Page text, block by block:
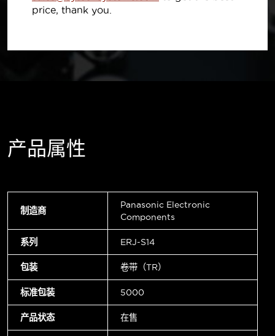
price, thank you.
产品属性
制造商
Panasonic Electronic
Components
系列 ERJ-S14
包装 卷带（TR）
标准包装 5000
产品状态 在售